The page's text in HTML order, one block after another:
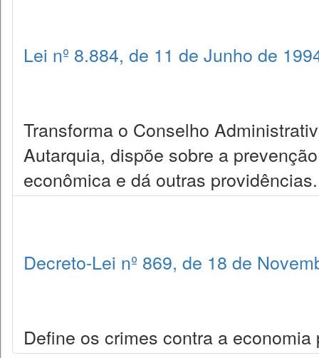
Lei nº 8.884, de 11 de Junho de
Transforma o Conselho
Autarquia, dispõe sobre a
econômica e dá outras providências.
Decreto-Lei nº 869, de 18 de
Define os crimes contra a